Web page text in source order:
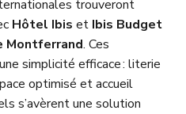
trouveront
Hôtel Ibis et Ibis Budget
Montferrand. Ces
simplicité efficace : literie
optimisé et accueil
s’avèrent une solution